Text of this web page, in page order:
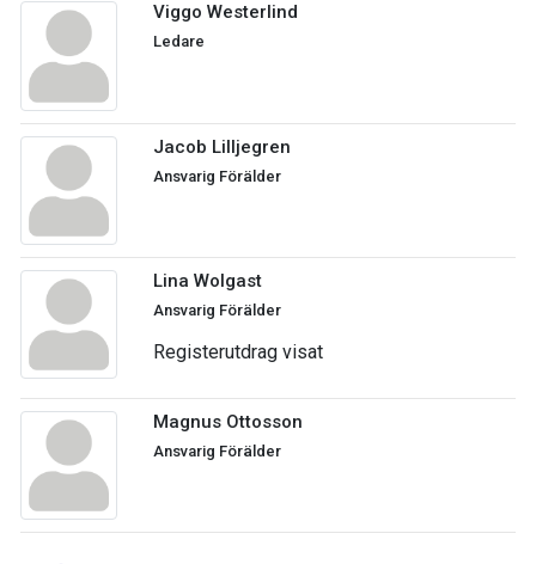
Viggo Westerlind
Ledare
Jacob Lilljegren
Ansvarig Förälder
Lina Wolgast
Ansvarig Förälder
Registerutdrag visat
Magnus Ottosson
Ansvarig Förälder